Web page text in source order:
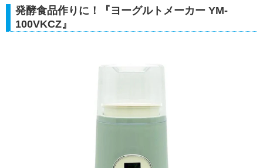
発酵食品作りに！『ヨーグルトメーカー YM-
100VKCZ』